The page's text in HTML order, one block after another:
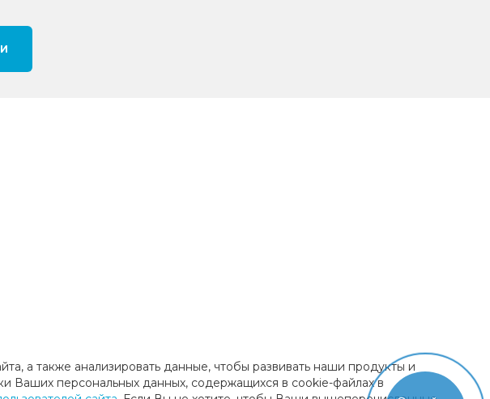
а также анализировать данные, чтобы развивать наши продукты и
Ваших персональных данных, содержащихся в cookie-файлах в